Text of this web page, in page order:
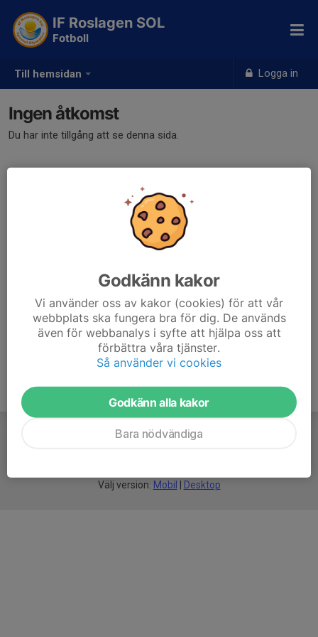
Till hemsidan Logga in
IF Roslagen SOL
Fotboll
Ingen åtkomst
Du har inte tillgång att se denna sida.
Välj version: Mobil Desktop
Godkänn kakor
Vi använder oss av kakor (cookies) för att vår
webbplats ska fungera bra för dig. De används
även för webbanalys i syfte att hjälpa oss att
förbättra våra tjänster.
Så använder vi cookies
Godkänn alla kakor
Bara nödvändiga